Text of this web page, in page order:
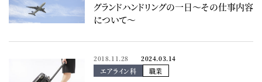
グランドハンドリングの一日～その仕事内容
について～
2018.11.28 2024.03.14
エアライン科 職業